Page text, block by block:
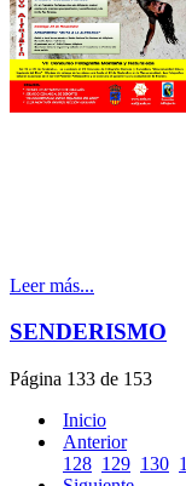
Leer más...
SENDERISMO
Página 133 de 153
Inicio
Anterior
128 129 130